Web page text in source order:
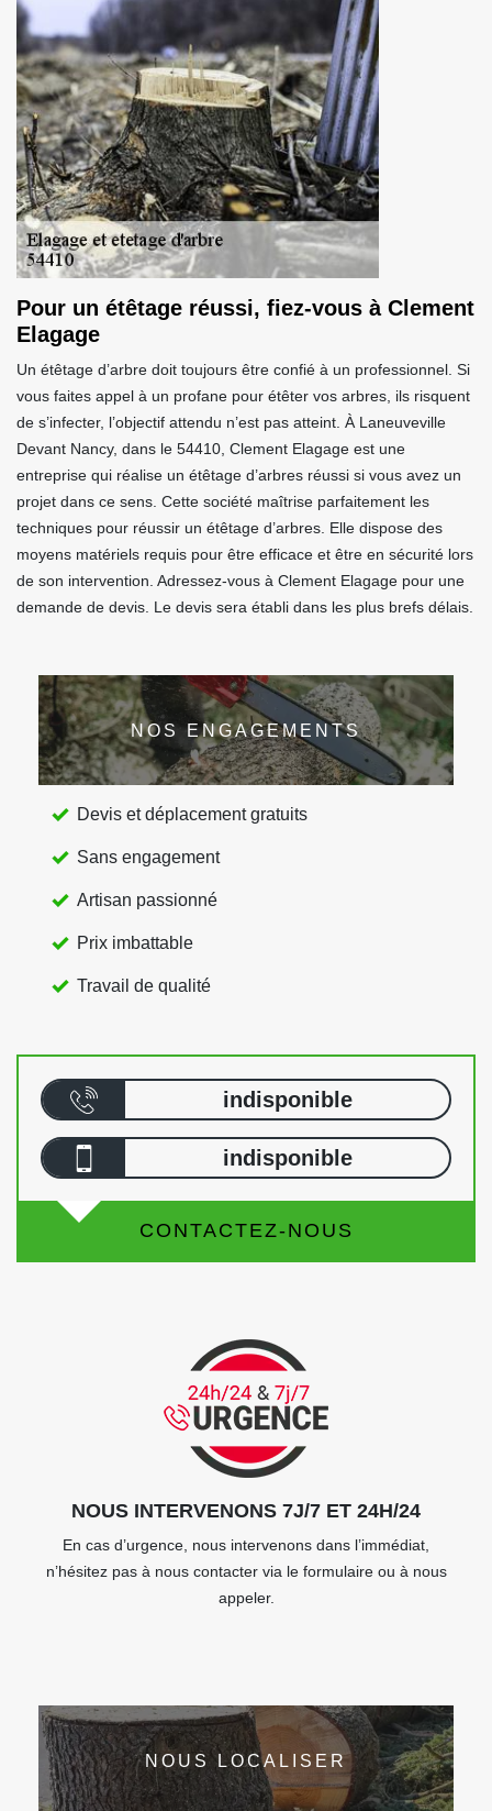
Pour un étêtage réussi, fiez-vous à Clement
Elagage
Un étêtage d’arbre doit toujours être confié à un professionnel. Si
vous faites appel à un profane pour étêter vos arbres, ils risquent
de s’infecter, l’objectif attendu n’est pas atteint. À Laneuveville
Devant Nancy, dans le 54410, Clement Elagage est une
entreprise qui réalise un étêtage d’arbres réussi si vous avez un
projet dans ce sens. Cette société maîtrise parfaitement les
techniques pour réussir un étêtage d’arbres. Elle dispose des
moyens matériels requis pour être efficace et être en sécurité lors
de son intervention. Adressez-vous à Clement Elagage pour une
demande de devis. Le devis sera établi dans les plus brefs délais.
NOS ENGAGEMENTS
Devis et déplacement gratuits
Sans engagement
Artisan passionné
Prix imbattable
Travail de qualité
indisponible
indisponible
CONTACTEZ-NOUS
NOUS INTERVENONS 7J/7 ET 24H/24
En cas d’urgence, nous intervenons dans l’immédiat,
n’hésitez pas à nous contacter via le formulaire ou à nous
appeler.
NOUS LOCALISER